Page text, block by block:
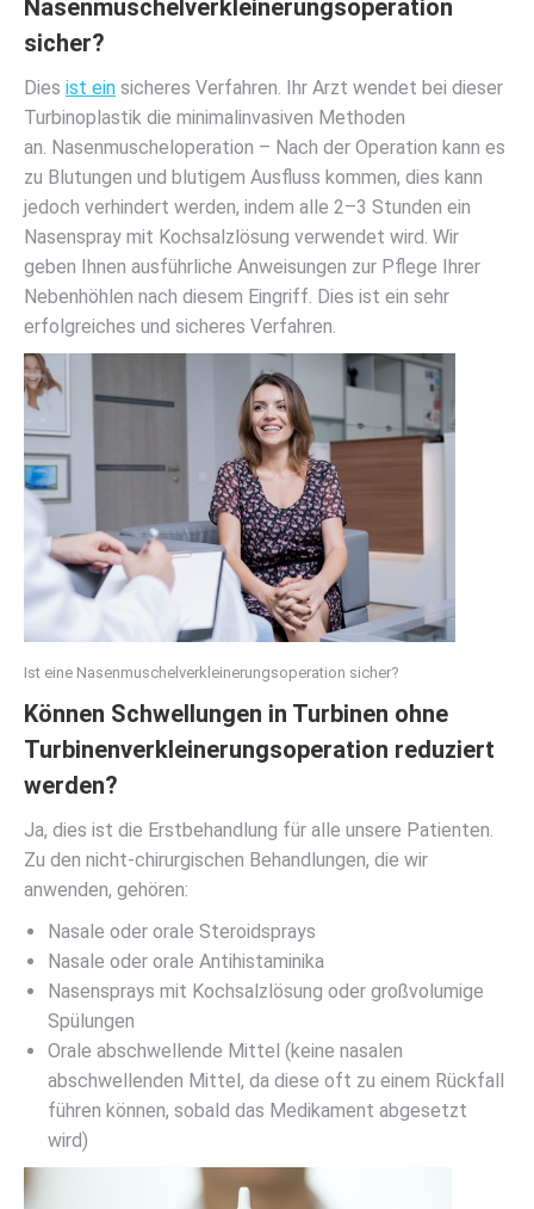
Nasenmuschelverkleinerungsoperation
sicher?
Dies ist ein sicheres Verfahren. Ihr Arzt wendet bei dieser
Turbinoplastik die minimalinvasiven Methoden
an. Nasenmuscheloperation – Nach der Operation kann es
zu Blutungen und blutigem Ausfluss kommen, dies kann
jedoch verhindert werden, indem alle 2–3 Stunden ein
Nasenspray mit Kochsalzlösung verwendet wird. Wir
geben Ihnen ausführliche Anweisungen zur Pflege Ihrer
Nebenhöhlen nach diesem Eingriff. Dies ist ein sehr
erfolgreiches und sicheres Verfahren.
Ist eine Nasenmuschelverkleinerungsoperation sicher?
Können Schwellungen in Turbinen ohne
Turbinenverkleinerungsoperation reduziert
werden?
Ja, dies ist die Erstbehandlung für alle unsere Patienten.
Zu den nicht-chirurgischen Behandlungen, die wir
anwenden, gehören:
Nasale oder orale Steroidsprays
Nasale oder orale Antihistaminika
Nasensprays mit Kochsalzlösung oder großvolumige
Spülungen
Orale abschwellende Mittel (keine nasalen
abschwellenden Mittel, da diese oft zu einem Rückfall
führen können, sobald das Medikament abgesetzt
wird)